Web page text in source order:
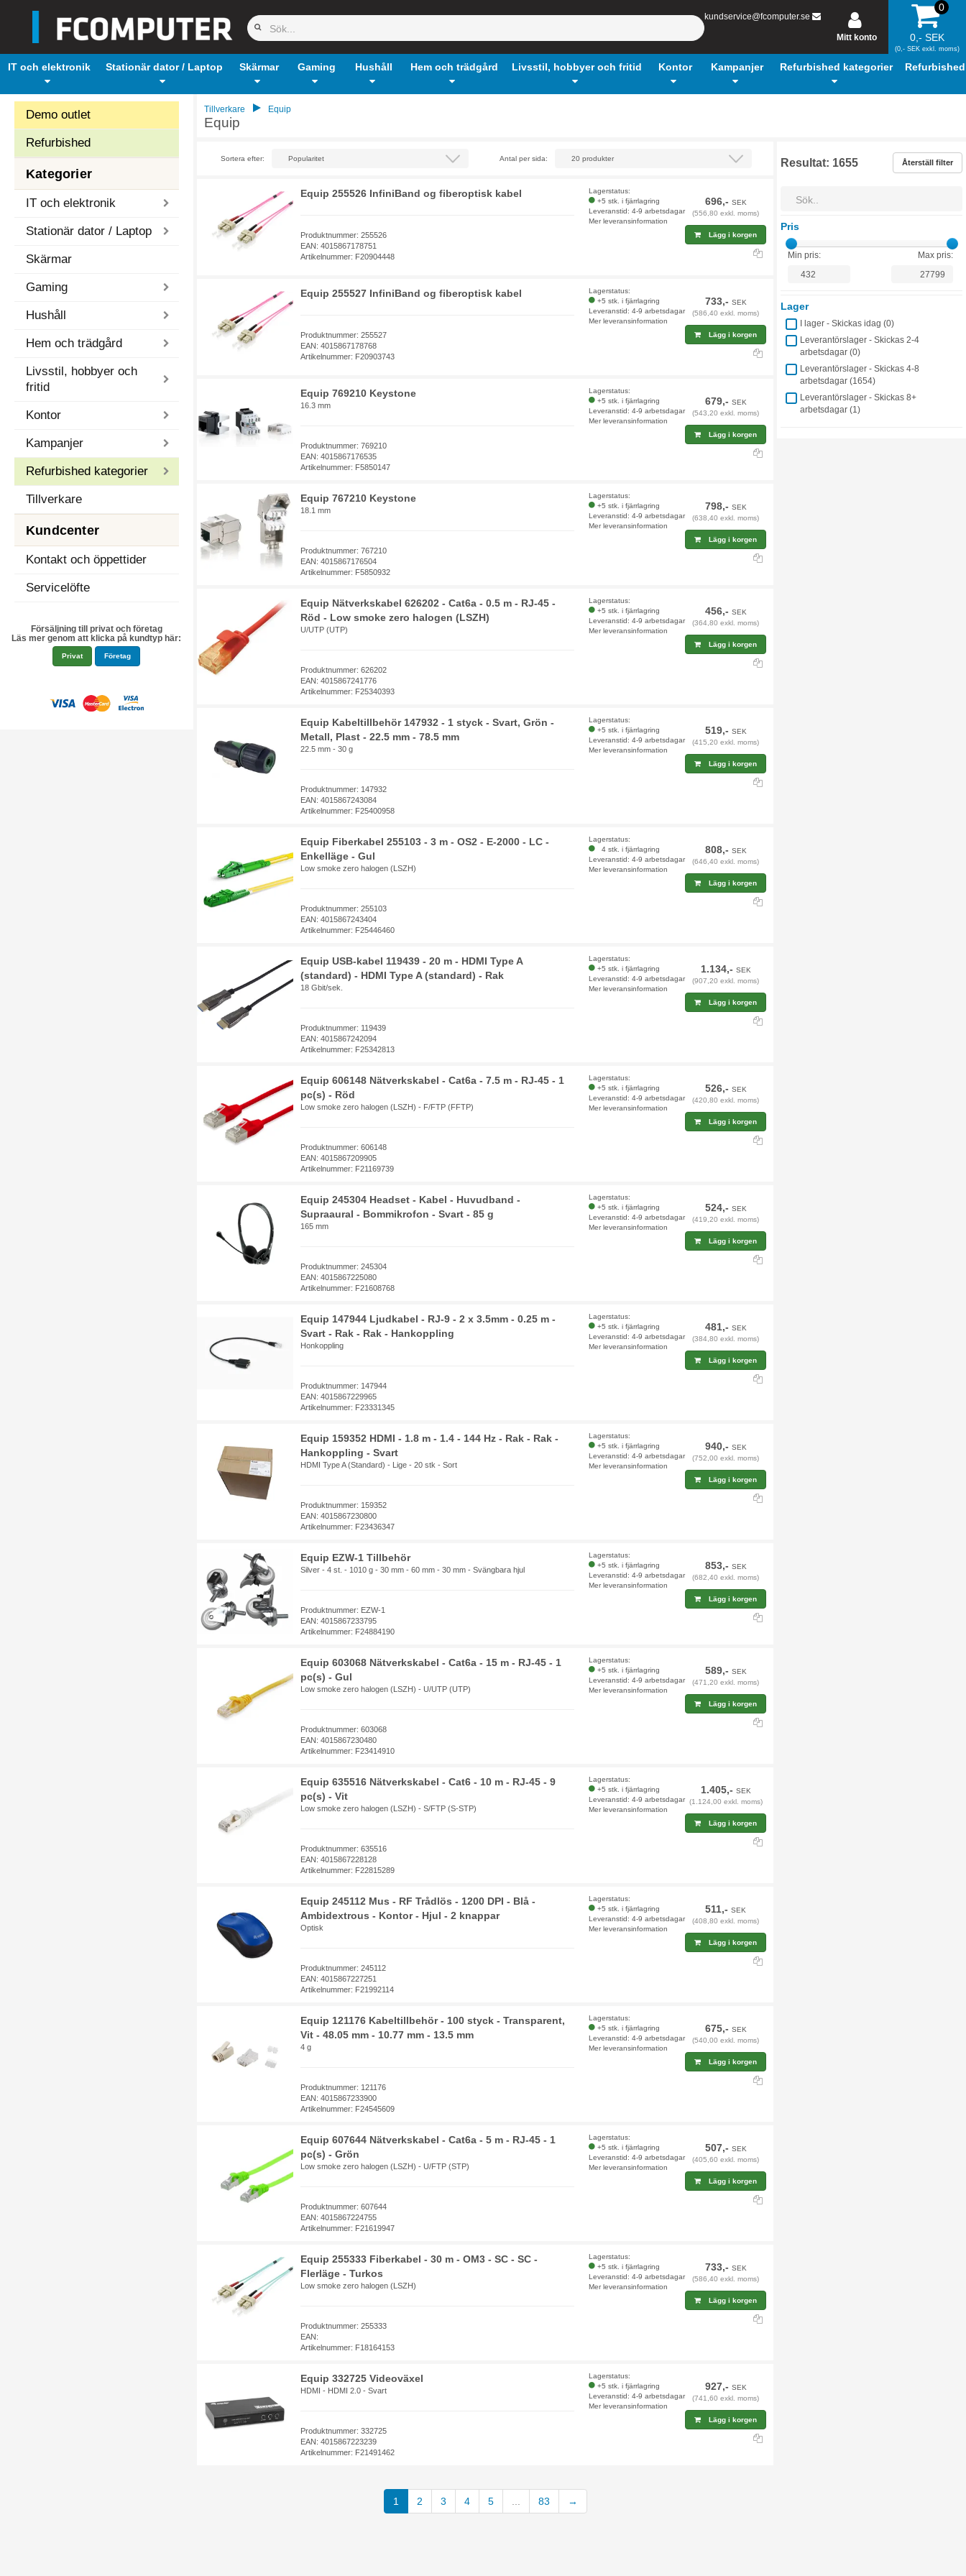
kundservice@fcomputer.se
Mitt konto
0
0,- SEK
(0,- SEK exkl. moms)
IT och elektronik Stationär dator / Laptop Skärmar Gaming Hushåll Hem och trädgård Livsstil, hobbyer och fritid Kontor Kampanjer Refurbished kategorier Refurbished
Demo outlet
Refurbished
Kategorier
IT och elektronik
Stationär dator / Laptop
Skärmar
Gaming
Hushåll
Hem och trädgård
Livsstil, hobbyer och
fritid
Kontor
Kampanjer
Refurbished kategorier
Tillverkare
Kundcenter
Kontakt och öppettider
Servicelöfte
Försäljning till privat och företag
Läs mer genom att klicka på kundtyp här:
Privat Företag
Tillverkare Equip
Equip
Resultat: 1655 Återställ filter
Pris
Min pris: Max pris:
Lager
I lager - Skickas idag (0)
Leverantörslager - Skickas 2-4
arbetsdagar (0)
Leverantörslager - Skickas 4-8
arbetsdagar (1654)
Leverantörslager - Skickas 8+
arbetsdagar (1)
Sortera efter: Antal per sida:
Equip 255526 InfiniBand og fiberoptisk kabel
Produktnummer: 255526
EAN: 4015867178751
Artikelnummer: F20904448
Lagerstatus:
+5 stk. i fjärrlagring
Leveranstid: 4-9 arbetsdagar
Mer leveransinformation
696,- SEK
(556,80 exkl. moms)
Lägg i korgen
Equip 255527 InfiniBand og fiberoptisk kabel
Produktnummer: 255527
EAN: 4015867178768
Artikelnummer: F20903743
Lagerstatus:
+5 stk. i fjärrlagring
Leveranstid: 4-9 arbetsdagar
Mer leveransinformation
733,- SEK
(586,40 exkl. moms)
Lägg i korgen
Equip 769210 Keystone
16.3 mm
Produktnummer: 769210
EAN: 4015867176535
Artikelnummer: F5850147
Lagerstatus:
+5 stk. i fjärrlagring
Leveranstid: 4-9 arbetsdagar
Mer leveransinformation
679,- SEK
(543,20 exkl. moms)
Lägg i korgen
Equip 767210 Keystone
18.1 mm
Produktnummer: 767210
EAN: 4015867176504
Artikelnummer: F5850932
Lagerstatus:
+5 stk. i fjärrlagring
Leveranstid: 4-9 arbetsdagar
Mer leveransinformation
798,- SEK
(638,40 exkl. moms)
Lägg i korgen
Equip Nätverkskabel 626202 - Cat6a - 0.5 m - RJ-45 -
Röd - Low smoke zero halogen (LSZH)
U/UTP (UTP)
Produktnummer: 626202
EAN: 4015867241776
Artikelnummer: F25340393
Lagerstatus:
+5 stk. i fjärrlagring
Leveranstid: 4-9 arbetsdagar
Mer leveransinformation
456,- SEK
(364,80 exkl. moms)
Lägg i korgen
Equip Kabeltillbehör 147932 - 1 styck - Svart, Grön -
Metall, Plast - 22.5 mm - 78.5 mm
22.5 mm - 30 g
Produktnummer: 147932
EAN: 4015867243084
Artikelnummer: F25400958
Lagerstatus:
+5 stk. i fjärrlagring
Leveranstid: 4-9 arbetsdagar
Mer leveransinformation
519,- SEK
(415,20 exkl. moms)
Lägg i korgen
Equip Fiberkabel 255103 - 3 m - OS2 - E-2000 - LC -
Enkelläge - Gul
Low smoke zero halogen (LSZH)
Produktnummer: 255103
EAN: 4015867243404
Artikelnummer: F25446460
Lagerstatus:
4 stk. i fjärrlagring
Leveranstid: 4-9 arbetsdagar
Mer leveransinformation
808,- SEK
(646,40 exkl. moms)
Lägg i korgen
Equip USB-kabel 119439 - 20 m - HDMI Type A
(standard) - HDMI Type A (standard) - Rak
18 Gbit/sek.
Produktnummer: 119439
EAN: 4015867242094
Artikelnummer: F25342813
Lagerstatus:
+5 stk. i fjärrlagring
Leveranstid: 4-9 arbetsdagar
Mer leveransinformation
1.134,- SEK
(907,20 exkl. moms)
Lägg i korgen
Equip 606148 Nätverkskabel - Cat6a - 7.5 m - RJ-45 - 1
pc(s) - Röd
Low smoke zero halogen (LSZH) - F/FTP (FFTP)
Produktnummer: 606148
EAN: 4015867209905
Artikelnummer: F21169739
Lagerstatus:
+5 stk. i fjärrlagring
Leveranstid: 4-9 arbetsdagar
Mer leveransinformation
526,- SEK
(420,80 exkl. moms)
Lägg i korgen
Equip 245304 Headset - Kabel - Huvudband -
Supraaural - Bommikrofon - Svart - 85 g
165 mm
Produktnummer: 245304
EAN: 4015867225080
Artikelnummer: F21608768
Lagerstatus:
+5 stk. i fjärrlagring
Leveranstid: 4-9 arbetsdagar
Mer leveransinformation
524,- SEK
(419,20 exkl. moms)
Lägg i korgen
Equip 147944 Ljudkabel - RJ-9 - 2 x 3.5mm - 0.25 m -
Svart - Rak - Rak - Hankoppling
Honkoppling
Produktnummer: 147944
EAN: 4015867229965
Artikelnummer: F23331345
Lagerstatus:
+5 stk. i fjärrlagring
Leveranstid: 4-9 arbetsdagar
Mer leveransinformation
481,- SEK
(384,80 exkl. moms)
Lägg i korgen
Equip 159352 HDMI - 1.8 m - 1.4 - 144 Hz - Rak - Rak -
Hankoppling - Svart
HDMI Type A (Standard) - Lige - 20 stk - Sort
Produktnummer: 159352
EAN: 4015867230800
Artikelnummer: F23436347
Lagerstatus:
+5 stk. i fjärrlagring
Leveranstid: 4-9 arbetsdagar
Mer leveransinformation
940,- SEK
(752,00 exkl. moms)
Lägg i korgen
Equip EZW-1 Tillbehör
Silver - 4 st. - 1010 g - 30 mm - 60 mm - 30 mm - Svängbara hjul
Produktnummer: EZW-1
EAN: 4015867233795
Artikelnummer: F24884190
Lagerstatus:
+5 stk. i fjärrlagring
Leveranstid: 4-9 arbetsdagar
Mer leveransinformation
853,- SEK
(682,40 exkl. moms)
Lägg i korgen
Equip 603068 Nätverkskabel - Cat6a - 15 m - RJ-45 - 1
pc(s) - Gul
Low smoke zero halogen (LSZH) - U/UTP (UTP)
Produktnummer: 603068
EAN: 4015867230480
Artikelnummer: F23414910
Lagerstatus:
+5 stk. i fjärrlagring
Leveranstid: 4-9 arbetsdagar
Mer leveransinformation
589,- SEK
(471,20 exkl. moms)
Lägg i korgen
Equip 635516 Nätverkskabel - Cat6 - 10 m - RJ-45 - 9
pc(s) - Vit
Low smoke zero halogen (LSZH) - S/FTP (S-STP)
Produktnummer: 635516
EAN: 4015867228128
Artikelnummer: F22815289
Lagerstatus:
+5 stk. i fjärrlagring
Leveranstid: 4-9 arbetsdagar
Mer leveransinformation
1.405,- SEK
(1.124,00 exkl. moms)
Lägg i korgen
Equip 245112 Mus - RF Trådlös - 1200 DPI - Blå -
Ambidextrous - Kontor - Hjul - 2 knappar
Optisk
Produktnummer: 245112
EAN: 4015867227251
Artikelnummer: F21992114
Lagerstatus:
+5 stk. i fjärrlagring
Leveranstid: 4-9 arbetsdagar
Mer leveransinformation
511,-SEK
(408,80 exkl. moms)
Lägg i korgen
Equip 121176 Kabeltillbehör - 100 styck - Transparent,
Vit - 48.05 mm - 10.77 mm - 13.5 mm
4 g
Produktnummer: 121176
EAN: 4015867233900
Artikelnummer: F24545609
Lagerstatus:
+5 stk. i fjärrlagring
Leveranstid: 4-9 arbetsdagar
Mer leveransinformation
675,- SEK
(540,00 exkl. moms)
Lägg i korgen
Equip 607644 Nätverkskabel - Cat6a - 5 m - RJ-45 - 1
pc(s) - Grön
Low smoke zero halogen (LSZH) - U/FTP (STP)
Produktnummer: 607644
EAN: 4015867224755
Artikelnummer: F21619947
Lagerstatus:
+5 stk. i fjärrlagring
Leveranstid: 4-9 arbetsdagar
Mer leveransinformation
507,- SEK
(405,60 exkl. moms)
Lägg i korgen
Equip 255333 Fiberkabel - 30 m - OM3 - SC - SC -
Flerläge - Turkos
Low smoke zero halogen (LSZH)
Produktnummer: 255333
EAN:
Artikelnummer: F18164153
Lagerstatus:
+5 stk. i fjärrlagring
Leveranstid: 4-9 arbetsdagar
Mer leveransinformation
733,- SEK
(586,40 exkl. moms)
Lägg i korgen
Equip 332725 Videoväxel
HDMI - HDMI 2.0 - Svart
Produktnummer: 332725
EAN: 4015867223239
Artikelnummer: F21491462
Lagerstatus:
+5 stk. i fjärrlagring
Leveranstid: 4-9 arbetsdagar
Mer leveransinformation
927,- SEK
(741,60 exkl. moms)
Lägg i korgen
1 2 3 4 5 83 →